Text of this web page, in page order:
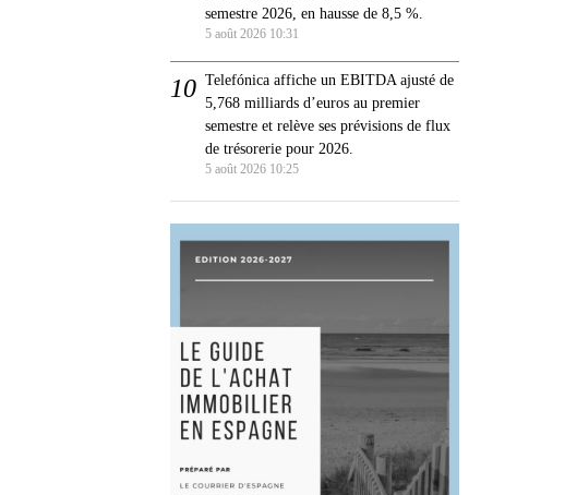
semestre 2026, en hausse de 8,5 %.
5 août 2026 10:31
Telefónica affiche un EBITDA ajusté de
5,768 milliards d’euros au premier
semestre et relève ses prévisions de flux
de trésorerie pour 2026.
5 août 2026 10:25